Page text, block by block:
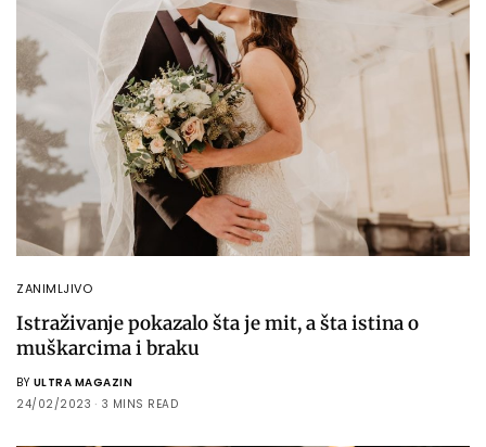
ZANIMLJIVO
Istraživanje pokazalo šta je mit, a šta istina o
muškarcima i braku
BY ULTRA MAGAZIN
24/02/2023
3 MINS READ